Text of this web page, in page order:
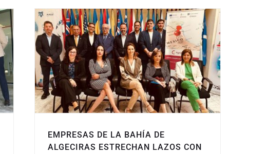
EMPRESAS DE LA BAHÍA DE
ALGECIRAS ESTRECHAN LAZOS CON